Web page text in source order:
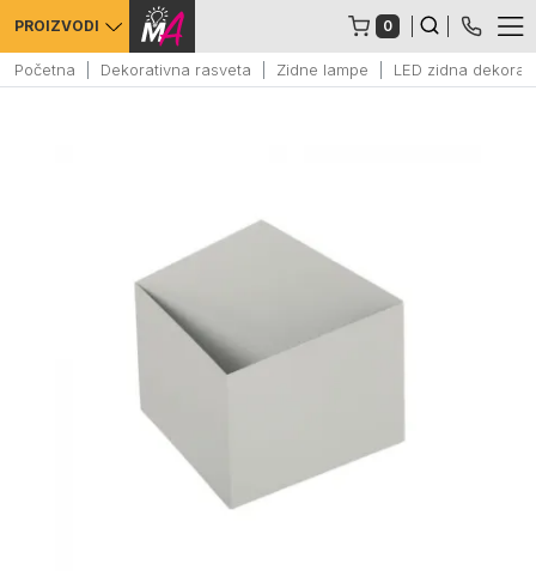
PROIZVODI 0
Početna Dekorativna rasveta Zidne lampe LED zidna